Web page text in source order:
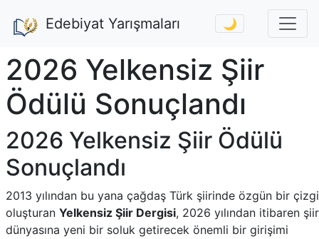
Edebiyat Yarışmaları 🌙
2026 Yelkensiz Şiir
Ödülü Sonuçlandı
2026 Yelkensiz Şiir Ödülü
Sonuçlandı
2013 yılından bu yana çağdaş Türk şiirinde özgün bir çizgi
oluşturan Yelkensiz Şiir Dergisi, 2026 yılından itibaren şiir
dünyasına yeni bir soluk getirecek önemli bir girişimi